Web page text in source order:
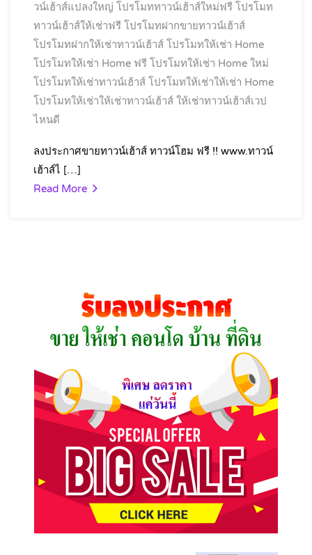
วน์เฮ้าส์แปลงใหญ่ โปรโมททาวน์เฮ้าส์ใหม่ฟรี โปรโมท
ทาวน์เฮ้าส์ให้เช่าฟรี โปรโมทฝากขายทาวน์เฮ้าส์
โปรโมทฝากให้เช่าทาวน์เฮ้าส์ โปรโมทให้เช่า Home
โปรโมทให้เช่า Home ฟรี โปรโมทให้เช่า Home ใหม่
โปรโมทให้เช่าทาวน์เฮ้าส์ โปรโมทให้เช่าให้เช่า Home
โปรโมทให้เช่าให้เช่าทาวน์เฮ้าส์ ให้เช่าทาวน์เฮ้าส์เวป
ไหนดี
ลงประกาศขายทาวน์เฮ้าส์ ทาวน์โฮม ฟรี !! www.ทาวน์
เฮ้าส์ไ […]
Read More